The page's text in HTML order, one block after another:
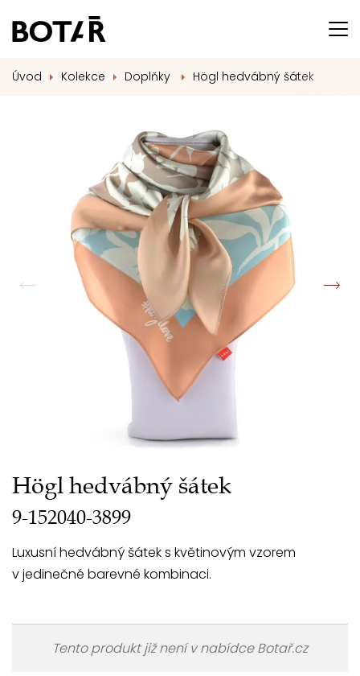
Úvod Kolekce Doplňky Högl hedvábný šátek
Högl hedvábný šátek
9-152040-3899
Luxusní hedvábný šátek s květinovým vzorem
v jedinečné barevné kombinaci.
Tento produkt již není v nabídce Botař.cz